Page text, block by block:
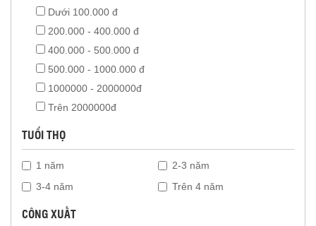
Dưới 100.000 đ
200.000 - 400.000 đ
400.000 - 500.000 đ
500.000 - 1000.000 đ
1000000 - 2000000đ
Trên 2000000đ
TUỔI THỌ
1 năm
2-3 năm
3-4 năm
Trên 4 năm
CÔNG XUẤT